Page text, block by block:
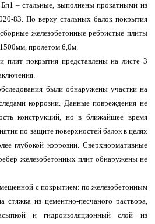
– стальные, выполнены прокатными из
83. По верху стальных балок покрытия
железобетонные ребристые плиты
пролетом 6,0м.
плит покрытия представлены на листе 3
были обнаружены участки на
коррозии. Данные повреждения не
конструкций, но в ближайшее время
по защите поверхностей балок в целях
глубокой коррозии. Сверхнормативные
железобетонных плит обнаружены не
с покрытием: по железобетонным
из цементно-песчаного раствора,
и гидроизоляционный слой из